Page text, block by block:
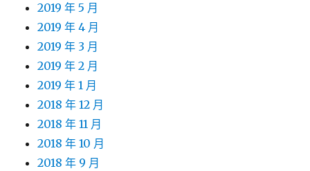
2019 年 5 月
2019 年 4 月
2019 年 3 月
2019 年 2 月
2019 年 1 月
2018 年 12 月
2018 年 11 月
2018 年 10 月
2018 年 9 月